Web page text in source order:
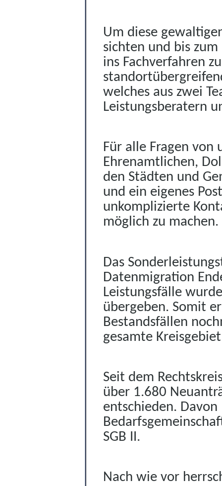
Um diese
sichten und bis
ins Fachverfahren
welches aus zwei
Leistungsberatern
Für alle Fragen von
Ehrenamtlichen,
den Städten und
und ein eigenes
unkomplizierte
möglich zu machen.
Das
Datenmigration
Leistungsfälle
übergeben. Somit
Bestandsfällen
gesamte
Seit dem
über 1.680
entschieden.
SGB II.
Nach wie vor